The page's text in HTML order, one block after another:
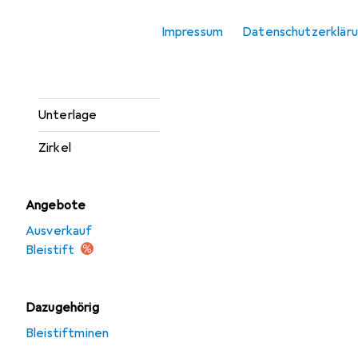
Impressum
Unterlage
Zirkel
Angebote
Ausverkauf
Bleistift
Dazugehörig
Bleistiftminen